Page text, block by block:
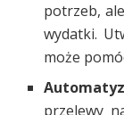
potrzeb,
wydatki.
może
przelewy